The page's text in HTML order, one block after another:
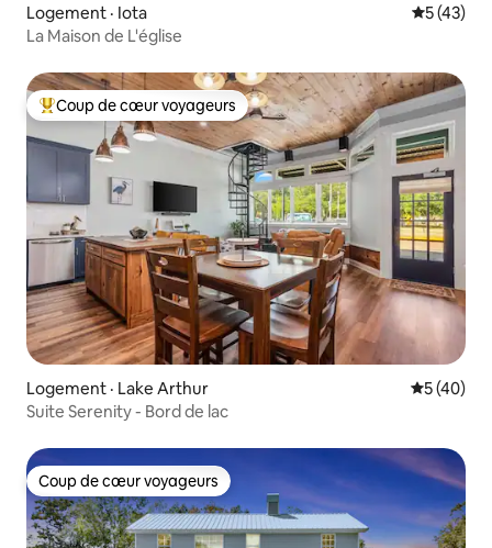
Logement · Iota Note
5 (43)
La Maison de L'église
Coup de cœur voyageurs parmi les plus aimés
Coup de cœur voyageurs
Logement · Lake Arthur Note
5 (40)
Suite Serenity - Bord de lac
Coup de cœur voyageurs
Coup de cœur voyageurs